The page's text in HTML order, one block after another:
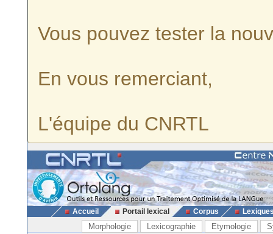
Vous pouvez tester la
En vous remerciant,
L'équipe du CNRTL
Accueil Portail lexical Corpus
Morphologie Lexicographie Etymologie